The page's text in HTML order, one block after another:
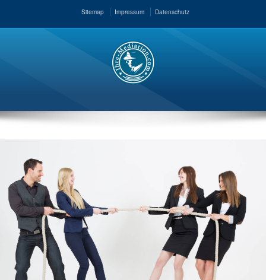
Sitemap Impressum Datenschutz